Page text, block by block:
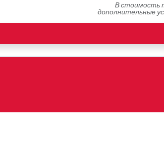
В стоимость
дополнительные